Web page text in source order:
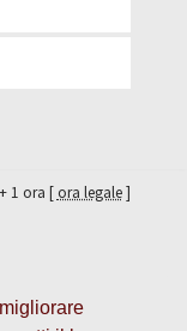
1 ora [ora legale]